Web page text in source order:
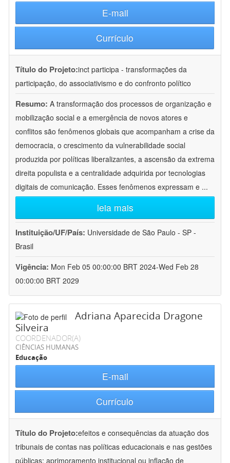
E-mail
Currículo
Título do Projeto:inct participa - transformações da
participação, do associativismo e do confronto político
Resumo: A transformação dos processos de organização e
mobilização social e a emergência de novos atores e
conflitos são fenômenos globais que acompanham a crise da
democracia, o crescimento da vulnerabilidade social
produzida por políticas liberalizantes, a ascensão da extrema
direita populista e a centralidade adquirida por tecnologias
digitais de comunicação. Esses fenômenos expressam e ...
leia mais
Instituição/UF/País: Universidade de São Paulo - SP -
Brasil
Vigência: Mon Feb 05 00:00:00 BRT 2024-Wed Feb 28
00:00:00 BRT 2029
Adriana Aparecida Dragone
Silveira
COORDENADOR(A)
CIÊNCIAS HUMANAS
Educação
E-mail
Currículo
Título do Projeto:efeitos e consequências da atuação dos
tribunais de contas nas políticas educacionais e nas gestões
públicas: aprimoramento institucional ou inflação de